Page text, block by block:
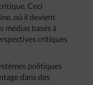
Ceci
où il devient
médias basés à
critiques
politiques
dans des